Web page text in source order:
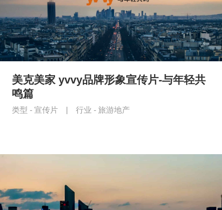
美克美家 yvvy品牌形象宣传片-与年轻共
鸣篇
类型 - 宣传片 行业 - 旅游地产